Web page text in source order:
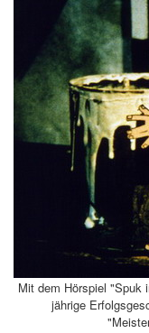
Mit dem Hörspiel "Spuk
jährige